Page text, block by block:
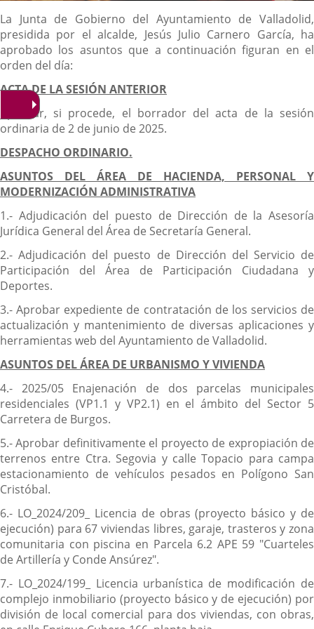
Descripción
La Junta de Gobierno del Ayuntamiento de Valladolid,
presidida por el alcalde, Jesús Julio Carnero García, ha
aprobado los asuntos que a continuación figuran en el
orden del día:
ACTA DE LA SESIÓN ANTERIOR
Aprobar, si procede, el borrador del acta de la sesión
ordinaria de 2 de junio de 2025.
DESPACHO ORDINARIO.
ASUNTOS DEL ÁREA DE HACIENDA, PERSONAL Y
MODERNIZACIÓN ADMINISTRATIVA
1.- Adjudicación del puesto de Dirección de la Asesoría
Jurídica General del Área de Secretaría General.
2.- Adjudicación del puesto de Dirección del Servicio de
Participación del Área de Participación Ciudadana y
Deportes.
3.- Aprobar expediente de contratación de los servicios de
actualización y mantenimiento de diversas aplicaciones y
herramientas web del Ayuntamiento de Valladolid.
ASUNTOS DEL ÁREA DE URBANISMO Y VIVIENDA
4.- 2025/05 Enajenación de dos parcelas municipales
residenciales (VP1.1 y VP2.1) en el ámbito del Sector 5
Carretera de Burgos.
5.- Aprobar definitivamente el proyecto de expropiación de
terrenos entre Ctra. Segovia y calle Topacio para campa
estacionamiento de vehículos pesados en Polígono San
Cristóbal.
6.- LO_2024/209_ Licencia de obras (proyecto básico y de
ejecución) para 67 viviendas libres, garaje, trasteros y zona
comunitaria con piscina en Parcela 6.2 APE 59 "Cuarteles
de Artillería y Conde Ansúrez".
7.- LO_2024/199_ Licencia urbanística de modificación de
complejo inmobiliario (proyecto básico y de ejecución) por
división de local comercial para dos viviendas, con obras,